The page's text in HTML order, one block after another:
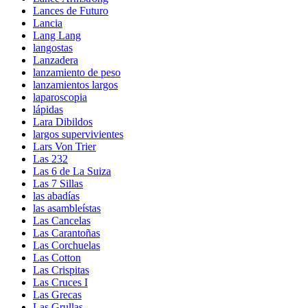
Lances de Futuro
Lancia
Lang Lang
langostas
Lanzadera
lanzamiento de peso
lanzamientos largos
laparoscopia
lápidas
Lara Dibildos
largos supervivientes
Lars Von Trier
Las 232
Las 6 de La Suiza
Las 7 Sillas
las abadías
las asambleístas
Las Cancelas
Las Carantoñas
Las Corchuelas
Las Cotton
Las Crispitas
Las Cruces I
Las Grecas